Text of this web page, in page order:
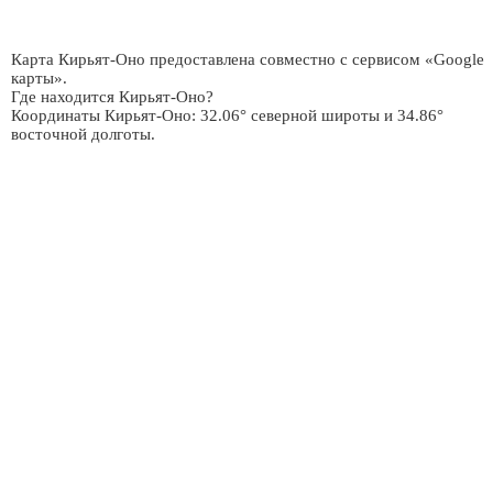
Карта Кирьят-Оно предоставлена совместно с сервисом «Google
карты».
Где находится Кирьят-Оно?
Координаты Кирьят-Оно: 32.06° северной широты и 34.86°
восточной долготы.